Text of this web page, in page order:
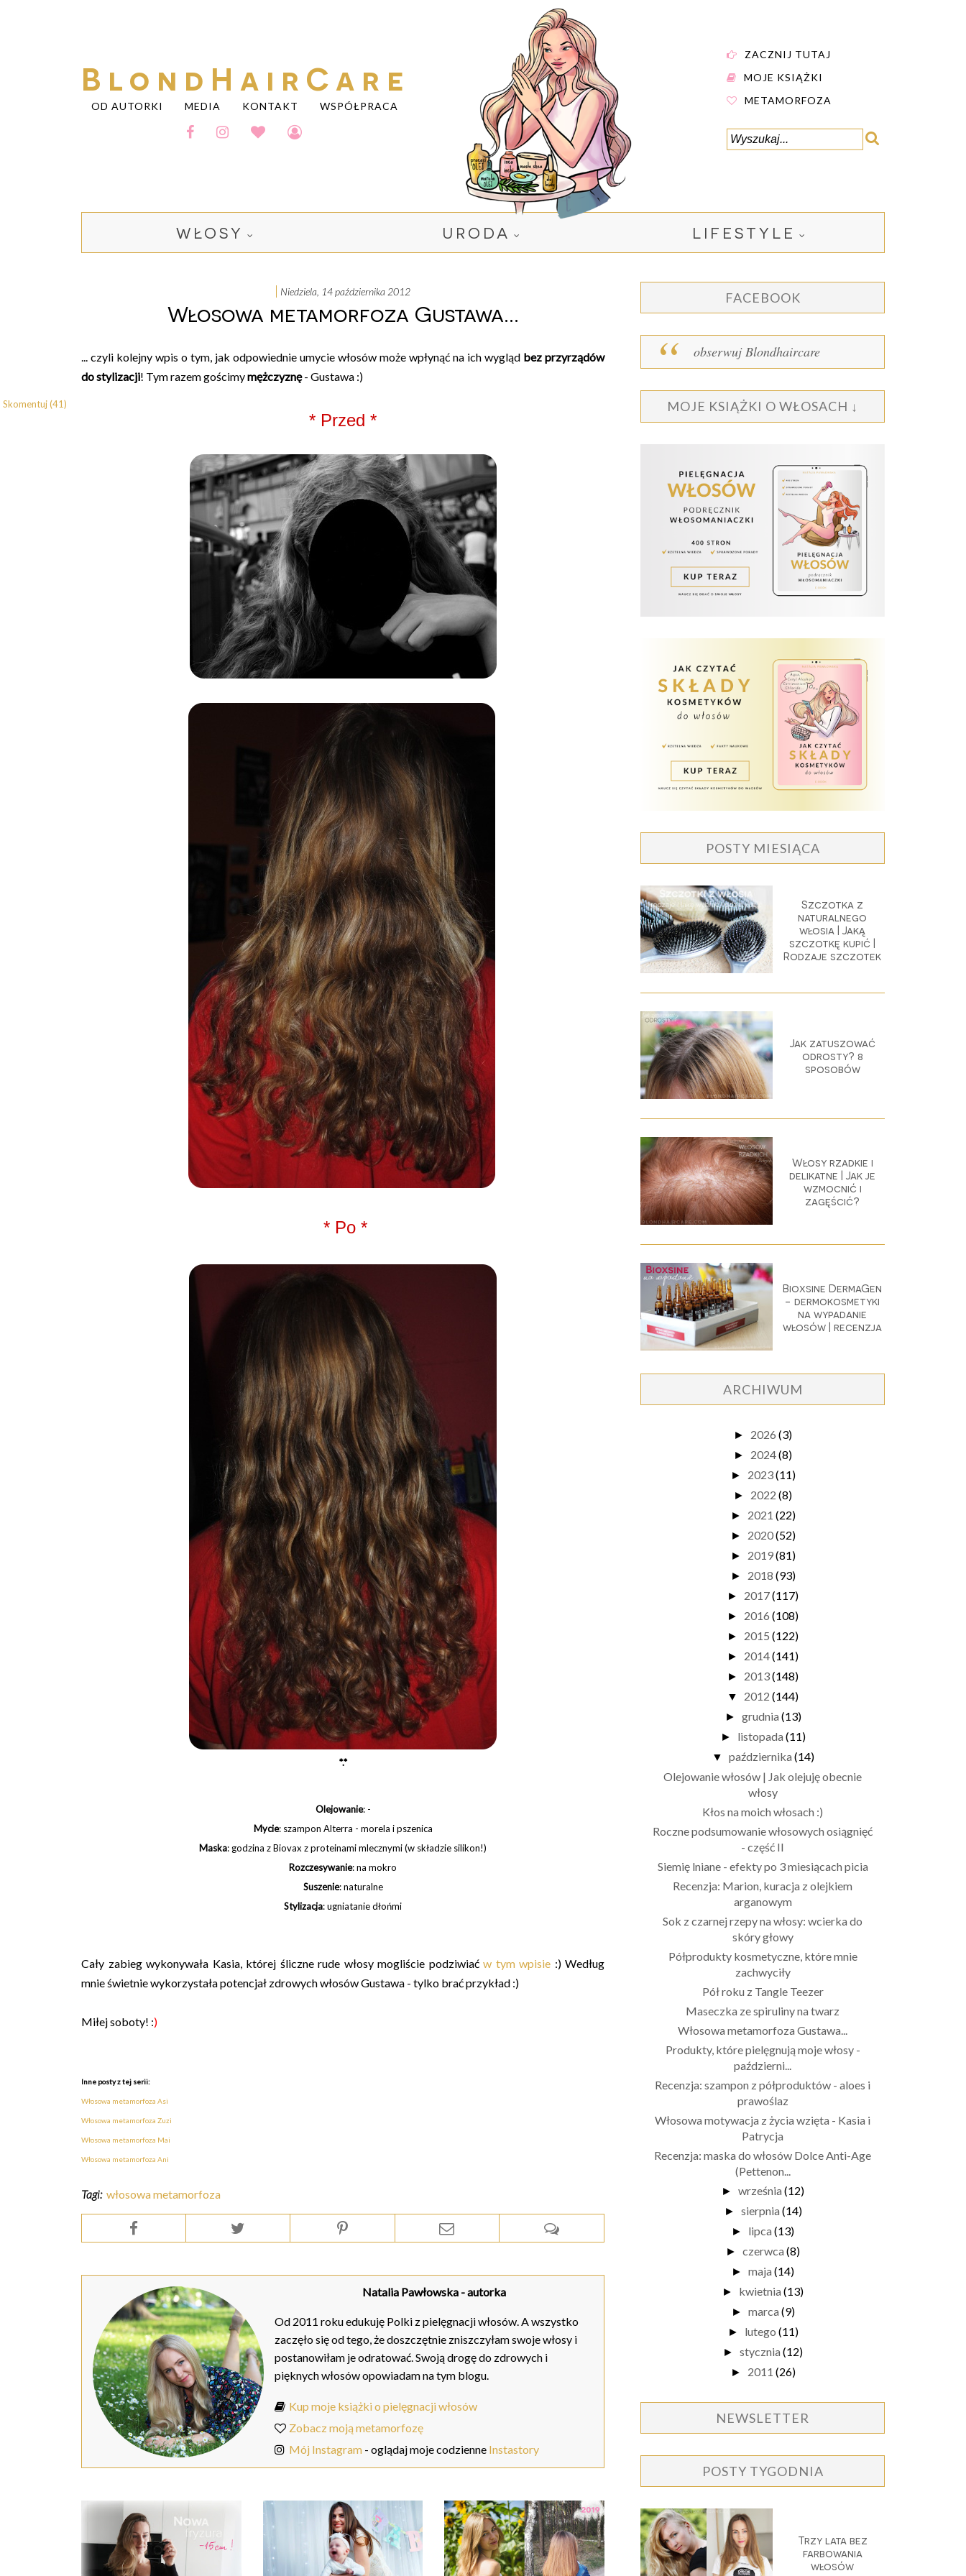
BlondHairCare
OD AUTORKI MEDIA KONTAKT WSPÓŁPRACA
ZACZNIJ TUTAJ
MOJE KSIĄŻKI
METAMORFOZA
WŁOSY URODA LIFESTYLE
niedziela, 14 października 2012
Włosowa metamorfoza Gustawa...
... czyli kolejny wpis o tym, jak odpowiednie umycie włosów może wpłynąć na ich wygląd bez przyrządów
do stylizacji! Tym razem gościmymężczyznę- Gustawa :)
* Przed *
* Po *
*.*
Olejowanie: -
Mycie: szampon Alterra - morela i pszenica
Maska: godzina z Biovax z proteinami mlecznymi (w składzie silikon!)
Rozczesywanie:na mokro
Suszenie:naturalne
Stylizacja:ugniataniedłońmi
Cały zabieg wykonywała Kasia, której śliczne rude włosy mogliście podziwiać w tym wpisie :) Według
mnie świetnie wykorzystała potencjał zdrowych włosów Gustawa - tylko brać przykład :)
Miłejsoboty! :)
Inne posty z tej serii:
Włosowa metamorfoza Asi
Włosowa metamorfoza Zuzi
Włosowa metamorfoza Mai
Włosowa metamorfoza Ani
Tagi: włosowa metamorfoza
Skomentuj (41)
Natalia Pawłowska- autorka
Od 2011 roku edukuję Polki z pielęgnacji włosów. A wszystko
zaczęło się od tego, że doszczętnie zniszczyłam swoje włosy i
postanowiłam je odratować. Swoją drogę do zdrowych i
pięknych włosów opowiadam na tym blogu.
Kup moje książki o pielęgnacji włosów
Zobacz moją metamorfozę
Mój Instagram - oglądaj moje codzienne Instastory
FACEBOOK
obserwuj Blondhaircare
MOJE KSIĄŻKI O WŁOSACH ↓
POSTY MIESIĄCA
Szczotka z
naturalnego
włosia | Jaką
szczotkę kupić |
Rodzaje szczotek
Jak zatuszować
odrosty? 8
sposobów
Włosy rzadkie i
delikatne | Jak je
wzmocnić i
zagęścić?
Bioxsine DermaGen
- dermokosmetyki
na wypadanie
włosów | recenzja
ARCHIWUM
► 2026 (3)
► 2024(8)
► 2023(11)
► 2022 (8)
► 2021 (22)
► 2020(52)
► 2019(81)
► 2018 (93)
► 2017(117)
► 2016 (108)
► 2015 (122)
► 2014(141)
► 2013(148)
▼ 2012 (144)
► grudnia (13)
► listopada (11)
▼ października (14)
Olejowanie włosów | Jak olejuję obecnie
włosy
Kłos na moich włosach :)
Roczne podsumowanie włosowych osiągnięć
- część II
Siemię lniane - efekty po 3 miesiącach picia
Recenzja: Marion, kuracja z olejkiem
arganowym
Sok z czarnej rzepy na włosy: wcierka do
skóry głowy
Półprodukty kosmetyczne, które mnie
zachwyciły
Pół roku z Tangle Teezer
Maseczka ze spiruliny na twarz
Włosowa metamorfoza Gustawa...
Produkty, które pielęgnują moje włosy -
październi...
Recenzja: szampon z półproduktów - aloes i
prawoślaz
Włosowa motywacja z życia wzięta - Kasia i
Patrycja
Recenzja: maska do włosów Dolce Anti-Age
(Pettenon...
► września (12)
► sierpnia (14)
► lipca (13)
► czerwca (8)
► maja (14)
► kwietnia (13)
► marca (9)
► lutego (11)
► stycznia (12)
► 2011 (26)
NEWSLETTER
POSTY TYGODNIA
Trzy lata bez
farbowania
włosów